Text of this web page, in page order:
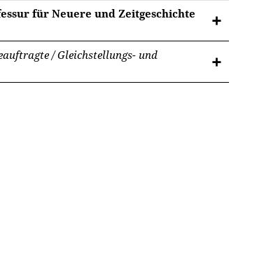
für Neuere und Zeitgeschichte
/ Gleichstellungs- und